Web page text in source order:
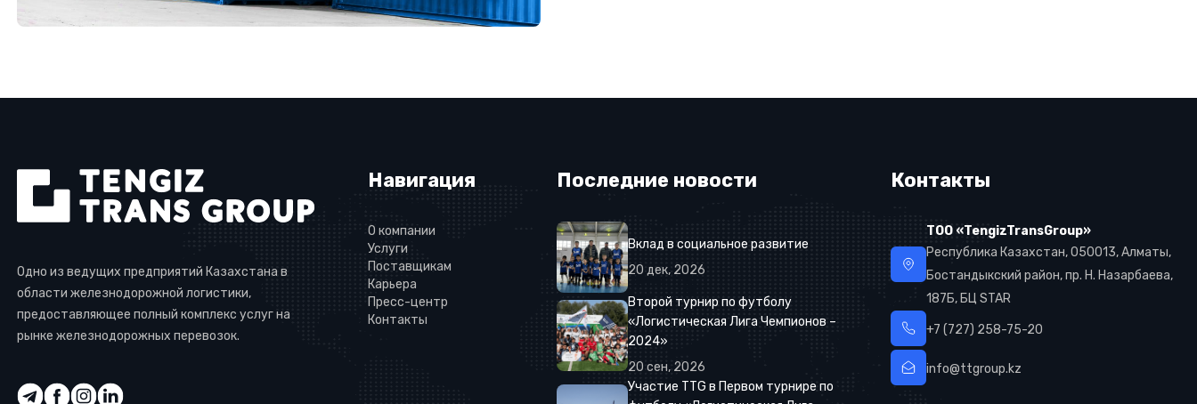
Одно из ведущих предприятий Казахстана в
области железнодорожной логистики,
предоставляющее полный комплекс услуг на
рынке железнодорожных перевозок.
Навигация
О компании
Услуги
Поставщикам
Карьера
Пресс-центр
Контакты
Последние новости
Вклад в социальное развитие
20 дек, 2026
Второй турнир по футболу
«Логистическая Лига Чемпионов –
2024»
20 сен, 2026
Участие TTG в Первом турнире по
Контакты
ТОО «TengizTransGroup»
Республика Казахстан, 050013, Алматы,
Бостандыкский район, пр. Н. Назарбаева,
187Б, БЦ STAR
+7 (727) 258-75-20
info@ttgroup.kz